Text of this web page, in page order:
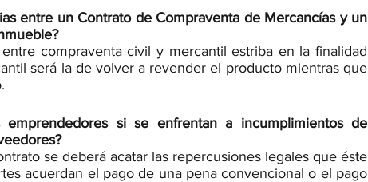
entre un Contrato de Compraventa de Mercancías y un
compraventa civil y mercantil estriba en la finalidad
será la de volver a revender el producto mientras que
si se enfrentan a incumplimientos de
se deberá acatar las repercusiones legales que éste
acuerdan el pago de una pena convencional o el pago